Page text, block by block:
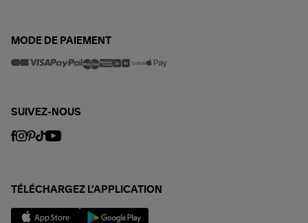
MODE DE PAIEMENT
SUIVEZ-NOUS
TÉLÉCHARGEZ L'APPLICATION